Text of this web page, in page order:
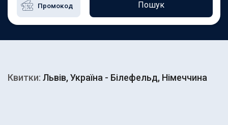
Пошук
Квитки: Львів, Україна - Білефельд, Німеччина